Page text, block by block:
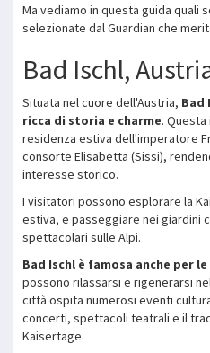
Ma vediamo in questa guida quali
selezionate dal Guardian che
Bad Ischl,
Situata nel cuore dell'Austria, Bad
ricca di storia e charme.
residenza estiva dell'imperatore
consorte Elisabetta (Sissi),
interesse storico.
I visitatori possono esplorare la
estiva, e passeggiare nei giardini
spettacolari sulle Alpi.
Bad Ischl è famosa anche per
possono rilassarsi e rigenerarsi
città ospita numerosi eventi
concerti, spettacoli teatrali e il
Kaisertage.